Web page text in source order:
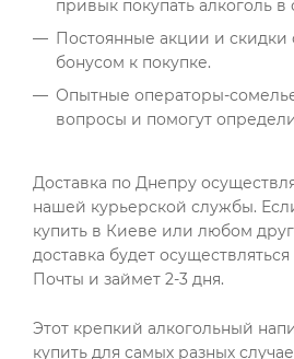
привык покупать алкоголь в
Постоянные акции и скидки
бонусом к покупке.
Опытные операторы-
вопросы и помогут
Доставка по Днепру
нашей курьерской службы.
купить в Киеве или любом
доставка будет
Почты и займет 2-3 дня.
Этот крепкий алкогольный
купить для самых разных